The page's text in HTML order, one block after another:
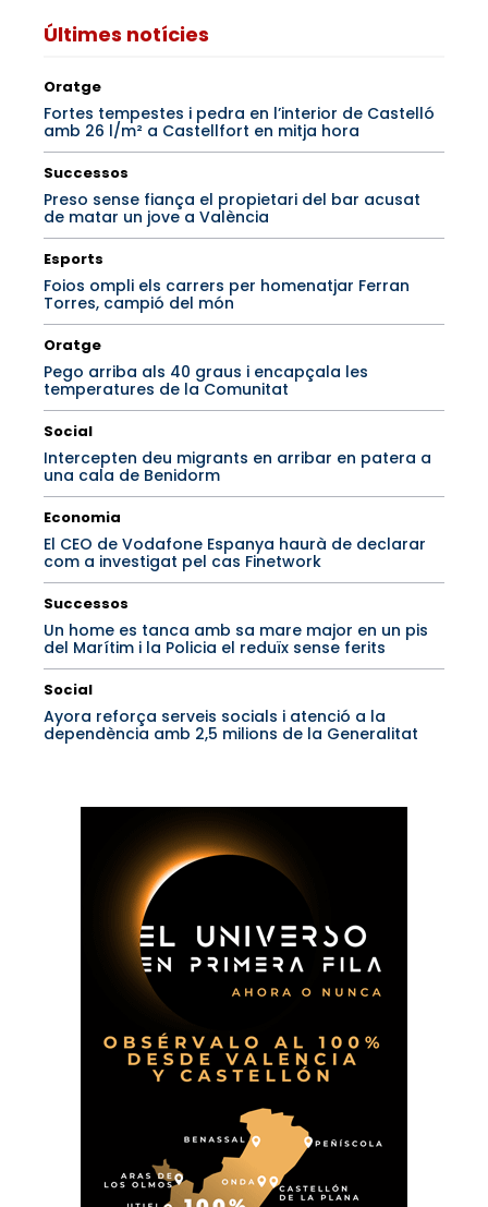
Últimes notícies
Oratge
Fortes tempestes i pedra en l’interior de Castelló
amb 26 l/m² a Castellfort en mitja hora
Successos
Preso sense fiança el propietari del bar acusat
de matar un jove a València
Esports
Foios ompli els carrers per homenatjar Ferran
Torres, campió del món
Oratge
Pego arriba als 40 graus i encapçala les
temperatures de la Comunitat
Social
Intercepten deu migrants en arribar en patera a
una cala de Benidorm
Economia
El CEO de Vodafone Espanya haurà de declarar
com a investigat pel cas Finetwork
Successos
Un home es tanca amb sa mare major en un pis
del Marítim i la Policia el reduïx sense ferits
Social
Ayora reforça serveis socials i atenció a la
dependència amb 2,5 milions de la Generalitat